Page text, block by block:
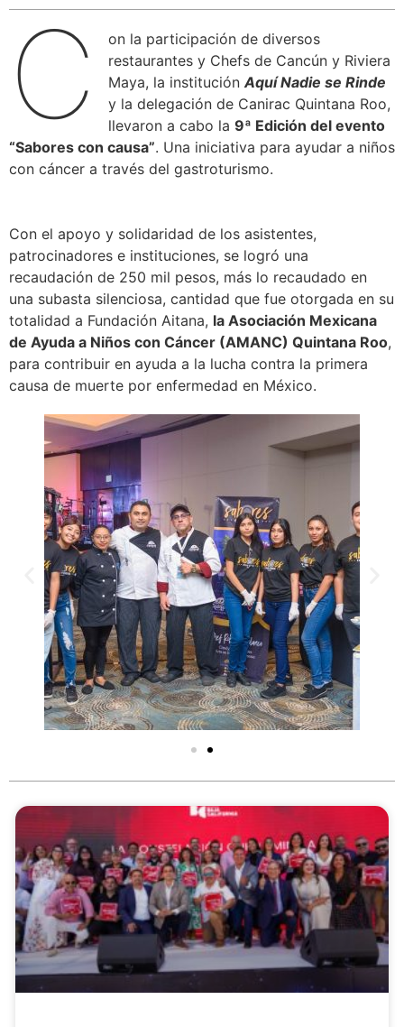
C
on la participación de diversos
restaurantes y Chefs de Cancún y Riviera
Maya, la instituciónAquí Nadie se Rinde
y la delegación de Canirac Quintana Roo,
llevaron a cabo la9ª Edición del evento
“Sabores con causa”. Una iniciativa para ayudar a niños
con cáncer a través del gastroturismo.
Con el apoyo y solidaridad de los asistentes,
patrocinadores e instituciones, se logró una
recaudación de 250 mil pesos, más lo recaudado en
una subasta silenciosa, cantidad que fue otorgada en su
totalidad a Fundación Aitana, la Asociación Mexicana
de Ayuda a Niños con Cáncer (AMANC) Quintana Roo,
para contribuir en ayuda a la lucha contra la primera
causa de muerte por enfermedad en México.